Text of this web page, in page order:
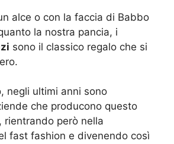
alce o con la faccia di Babbo
la nostra pancia, i
sono il classico regalo che si
negli ultimi anni sono
che producono questo
rientrando però nella
fast fashion e divenendo così